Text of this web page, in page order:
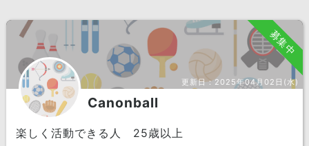
募集中
更新日：2025年04月02日(水)
Canonball
楽しく活動できる人 25歳以上